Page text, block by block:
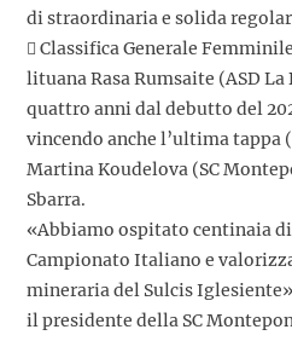
di straordinaria e solida
 Classifica Generale
lituana Rasa Rumsaite (ASD
quattro anni dal debutto del
vincendo anche l’ultima tappa
Martina Koudelova (SC
Sbarra.
«Abbiamo ospitato centinaia
Campionato Italiano e
mineraria del Sulcis
il presidente della SC